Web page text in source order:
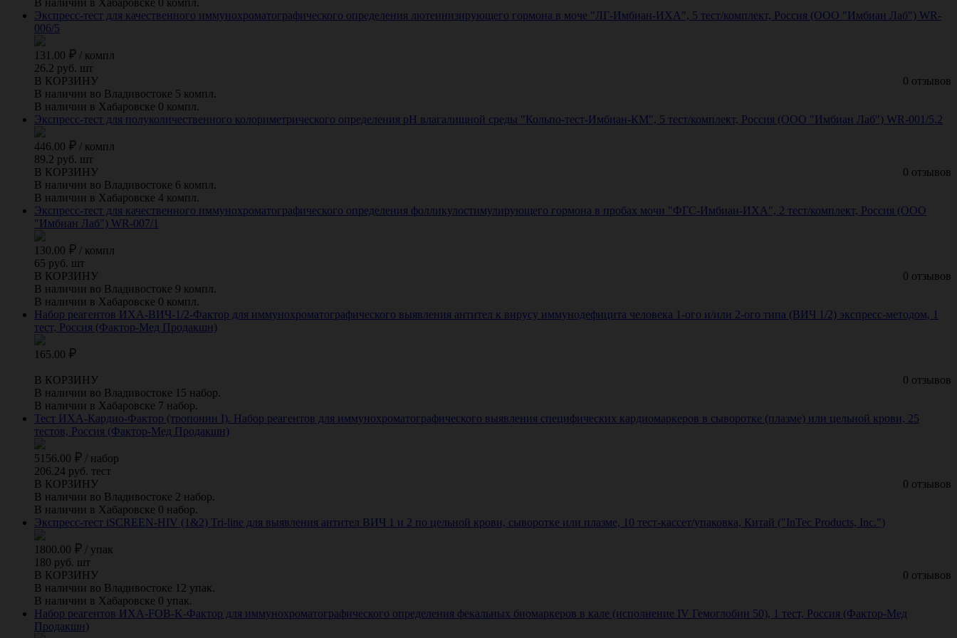
В наличии в Хабаровске 0 компл.
Экспресс-тест для качественного иммунохроматографического определения лютеинизирующего гормона в моче "ЛГ-Имбиан-ИХА", 5 тест/комплект, Россия (ООО "Имбиан Лаб") WR-
006/5
131.00 / компл
26.2 руб. шт
0 отзывов
В КОРЗИНУ
В наличии во Владивостоке 5 компл.
В наличии в Хабаровске 0 компл.
Экспресс-тест для полуколичественного колориметрического определения рН влагалищной среды "Кольпо-тест-Имбиан-КМ", 5 тест/комплект, Россия (ООО "Имбиан Лаб") WR-001/5.2
446.00 / компл
89.2 руб. шт
0 отзывов
В КОРЗИНУ
В наличии во Владивостоке 6 компл.
В наличии в Хабаровске 4 компл.
Экспресс-тест для качественного иммунохроматографического определения фолликулостимулирующего гормона в пробах мочи "ФГС-Имбиан-ИХА", 2 тест/комплект, Россия (ООО
"Имбиан Лаб") WR-007/1
130.00 / компл
65 руб. шт
0 отзывов
В КОРЗИНУ
В наличии во Владивостоке 9 компл.
В наличии в Хабаровске 0 компл.
Набор реагентов ИХА-ВИЧ-1/2-Фактор для иммунохроматографического выявления антител к вирусу иммунодефицита человека 1-ого и/или 2-ого типа (ВИЧ 1/2) экспресс-методом, 1
тест, Россия (Фактор-Мед Продакшн)
165.00
0 отзывов
В КОРЗИНУ
В наличии во Владивостоке 15 набор.
В наличии в Хабаровске 7 набор.
Тест ИХА-Кардио-Фактор (тропонин I). Набор реагентов для иммунохроматографического выявления специфических кардиомаркеров в сыворотке (плазме) или цельной крови, 25
тестов, Россия (Фактор-Мед Продакшн)
5156.00 / набор
206.24 руб. тест
0 отзывов
В КОРЗИНУ
В наличии во Владивостоке 2 набор.
В наличии в Хабаровске 0 набор.
Экспресс-тест iSCREEN-HIV (1&2) Tri-line для выявления антител ВИЧ 1 и 2 по цельной крови, сыворотке или плазме, 10 тест-кассет/упаковка, Китай ("InTec Products, Inc.")
1800.00 / упак
180 руб. шт
0 отзывов
В КОРЗИНУ
В наличии во Владивостоке 12 упак.
В наличии в Хабаровске 0 упак.
Набор реагентов ИХА-FOB-K-Фактор для иммунохроматографического определения фекальных биомаркеров в кале (исполнение IV Гемоглобин 50), 1 тест, Россия (Фактор-Мед
Продакшн)